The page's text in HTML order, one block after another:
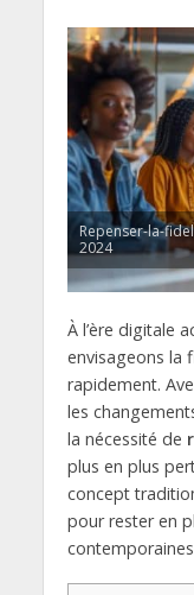
Repenser-la-
2024
À l’ère digitale
envisageons la
rapidement.
les
la nécessité de
plus en plus
concept
pour rester en